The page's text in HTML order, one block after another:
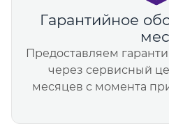
Гарантийное
Предоставляем
через сервисный
месяцев с момента